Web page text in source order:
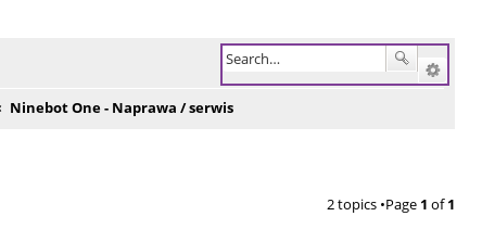
Ninebot One - Naprawa / serwis
2 topics •Page 1 of1